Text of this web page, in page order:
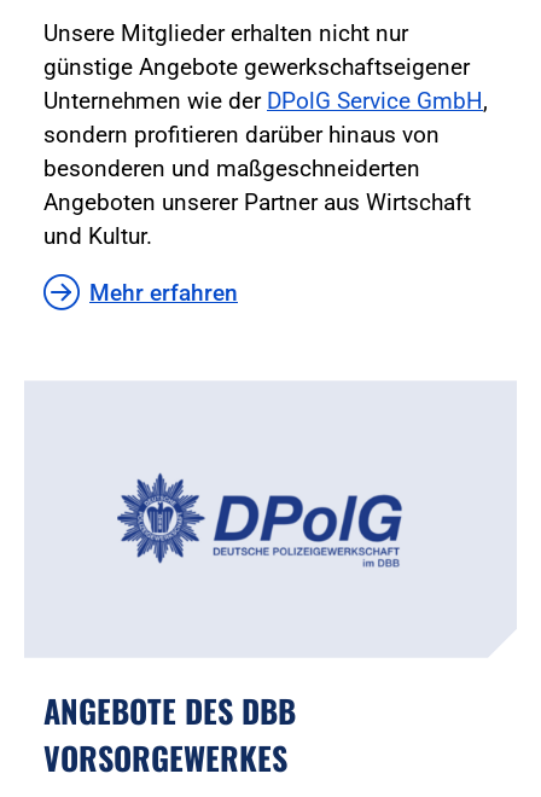
Unsere Mitglieder erhalten nicht nur
günstige Angebote gewerkschaftseigener
Unternehmen wie der DPolG Service GmbH,
sondern profitieren darüber hinaus von
besonderen und maßgeschneiderten
Angeboten unserer Partner aus Wirtschaft
und Kultur.
Mehr erfahren
ANGEBOTE DES DBB
VORSORGEWERKES